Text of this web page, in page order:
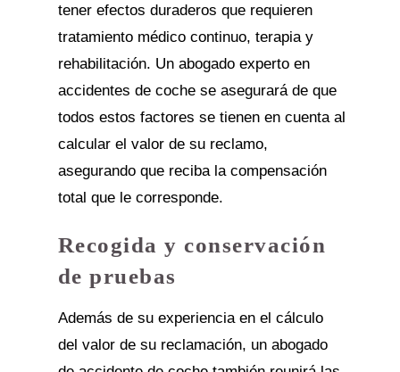
tener efectos duraderos que requieren
tratamiento médico continuo, terapia y
rehabilitación. Un abogado experto en
accidentes de coche se asegurará de que
todos estos factores se tienen en cuenta al
calcular el valor de su reclamo,
asegurando que reciba la compensación
total que le corresponde.
Recogida y conservación
de pruebas
Además de su experiencia en el cálculo
del valor de su reclamación, un abogado